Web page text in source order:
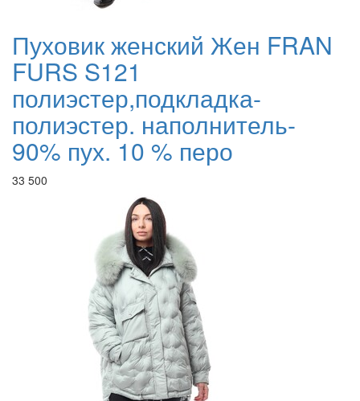
Пуховик женский Жен FRAN
FURS S121
полиэстер,подкладка-
полиэстер. наполнитель-
90% пух. 10 % перо
33 500